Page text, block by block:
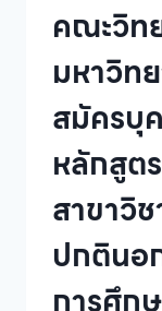
คณะวิท
มหาวิท
สมัครบุ
หลักสูต
สาขาวิ
ปกตินอ
การศึก